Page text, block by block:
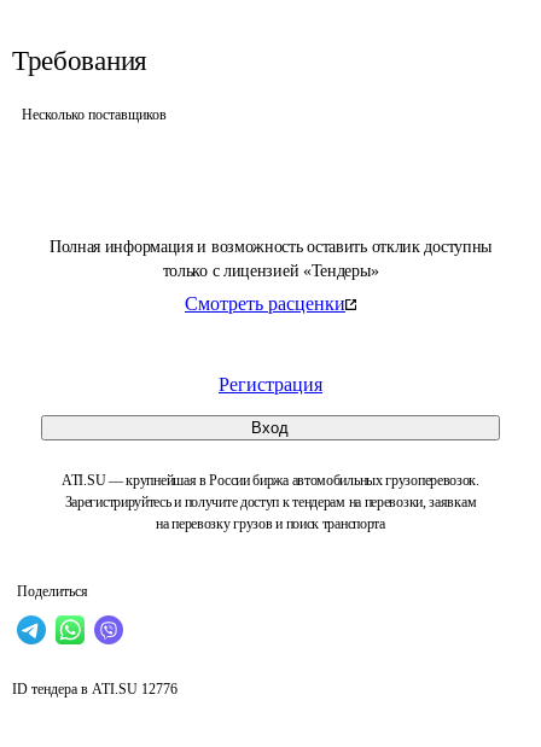
Полная информация и возможность оставить отклик доступны
только с лицензией «Тендеры»
Смотреть расценки
Регистрация
Вход
ATI.SU — крупнейшая в России биржа автомобильных грузоперевозок.
Зарегистрируйтесь и получите доступ к тендерам на перевозки, заявкам
на перевозку грузов и поиск транспорта
Поделиться
Требования
Несколько поставщиков
ID тендера в ATI.SU 12776